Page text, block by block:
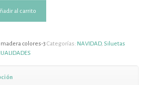
al carrito
colores-3 Categorías: NAVIDAD, Siluetas